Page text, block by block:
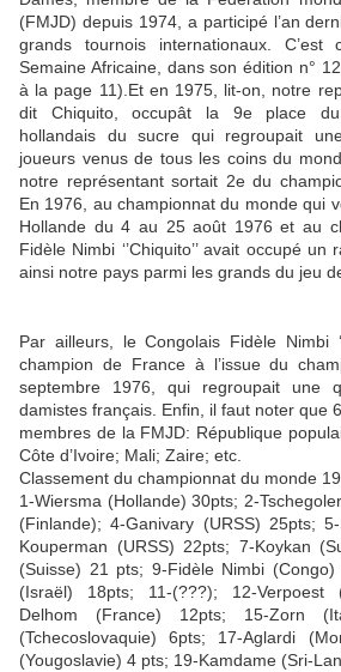
(FMJD) depuis 1974, a participé l’an
grands tournois internationaux. C’est
Semaine Africaine, dans son édition n°
à la page 11).Et en 1975, lit-on, notre
dit Chiquito, occupât la 9e place du
hollandais du sucre qui regroupait
joueurs venus de tous les coins du
notre représentant sortait 2e du
En 1976, au championnat du monde qui
Hollande du 4 au 25 août 1976 et au
Fidèle Nimbi ‘’Chiquito’’ avait occupé
ainsi notre pays parmi les grands du jeu
Par ailleurs, le Congolais Fidèle Nimbi
champion de France à l’issue du
septembre 1976, qui regroupait une
damistes français. Enfin, il faut noter que
membres de la FMJD: République
Côte d’Ivoire; Mali; Zaire; etc.
Classement du championnat du monde
1-Wiersma (Hollande) 30pts; 2-
(Finlande); 4-Ganivary (URSS) 25pts;
Kouperman (URSS) 22pts; 7-Koykan
(Suisse) 21 pts; 9-Fidèle Nimbi (Congo)
(Israël) 18pts; 11-(???); 12-Verpoest
Delhom (France) 12pts; 15-Zorn
(Tchecoslovaquie) 6pts; 17-Aglardi
(Yougoslavie) 4 pts; 19-Kamdame (Sri-